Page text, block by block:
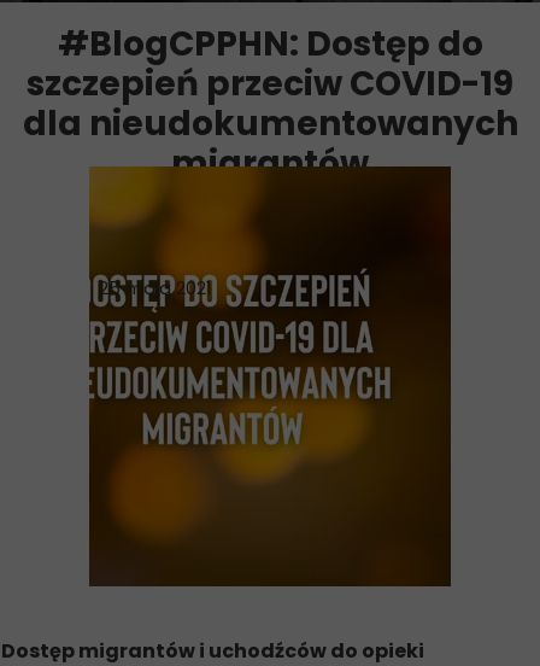
Dostęp migrantów i uchodźców do opieki
25 maja 2021
#BlogCPPHN: Dostęp do
szczepień przeciw COVID-19
dla nieudokumentowanych
migrantów